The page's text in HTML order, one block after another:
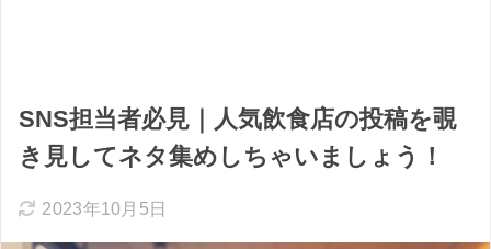
SNS担当者必見｜人気飲食店の投稿を覗
き見してネタ集めしちゃいましょう！
2023年10月5日